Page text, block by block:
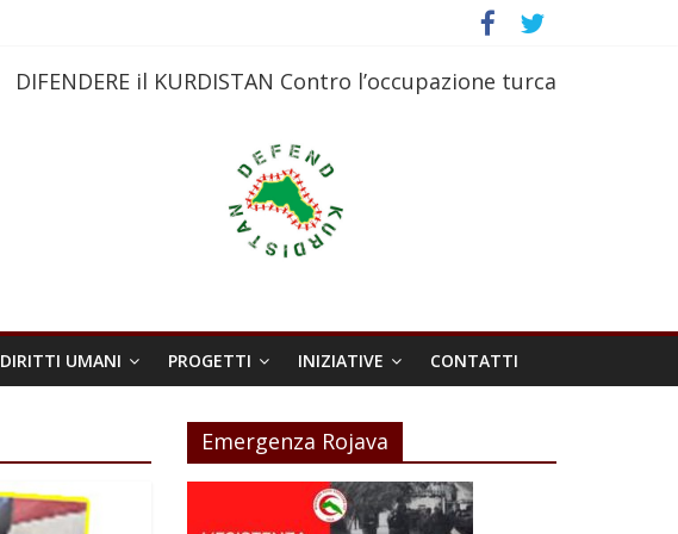
DIFENDERE il KURDISTAN Contro l’occupazione turca
DIRITTI UMANI PROGETTI INIZIATIVE CONTATTI
Emergenza Rojava